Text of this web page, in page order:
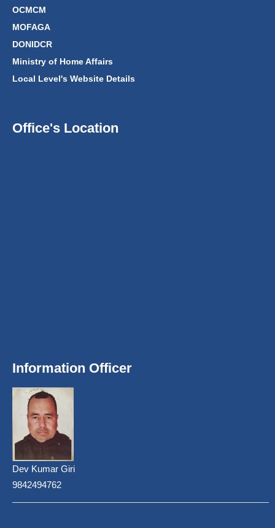
OCMCM
MOFAGA
DONIDCR
Ministry of Home Affairs
Local Level's Website Details
Office's Location
Information Officer
Dev Kumar Giri
9842494762